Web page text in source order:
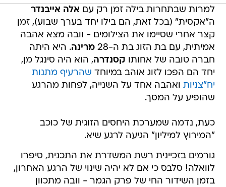
למרות שבתחרות בילה זמן רק עם אלה אייבנדר
ה"אקסית" (בכל זאת, הם בילו יחד בערך שבוע), זמן
קצר אחרי שסיימו את הצילומים - וובה מצא אהבה
אמיתית, עם בת הזוג בת ה-28
מרינה. היא היתה
חברה טובה של אחותו קסנדרה, הוא היה סינגל מן,
יחד הם הפכו לזוג אוהב במיוחד שהרעיף מתנות
יח"צניות ואהבה אחד על השנייה, לפחות מהרגע
שהופיע על המסך.
כעת, נדמה שמערכת היחסים הזוגית של כוכב
"המירוץ למיליון" הגיעה לרגע שיא.
גורמים בזכיינית רשת המשדרת את התכנית, סיפרו
לוואלה! סלבס כי אם לא יהיה שינוי של הרגע האחרון,
בזמן השידור החי של פרק הגמר - וובה מתכוון